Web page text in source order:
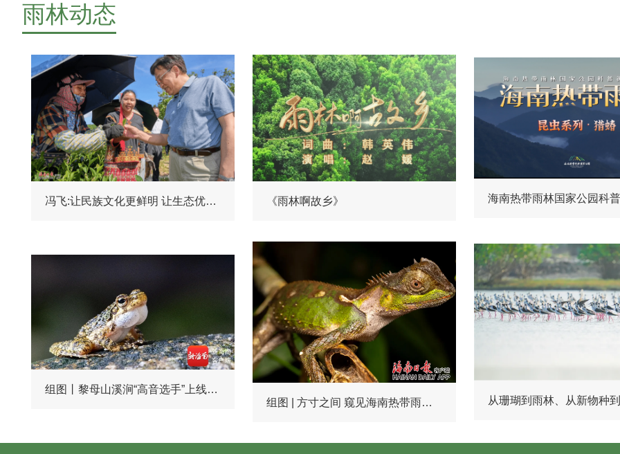
雨林动态
冯飞:让民族文化更鲜明 让生态优势更彰显 积极探索白沙高质量发展的特色路径 《雨林啊故乡》
组图丨黎母山溪涧“高音选手”上线！海南小湍蛙唱响雨林生命乐章
组图 | 方寸之间 窥见海南热带雨林多样生命